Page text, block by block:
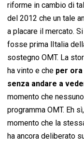
riforme in cambio di
del 2012 che un tale
a placare il mercato.
fosse prima lItalia
sostegno OMT. La
ha vinto e che per ora
senza andare a
momento che
programma OMT. Eh
momento che la
ha ancora deliberato